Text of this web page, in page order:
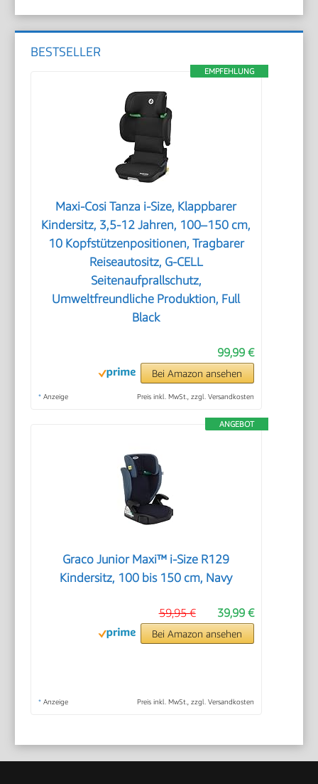
BESTSELLER
EMPFEHLUNG
Maxi-Cosi Tanza i-Size, Klappbarer
Kindersitz, 3,5-12 Jahren, 100–150 cm,
10 Kopfstützenpositionen, Tragbarer
Reiseautositz, G-CELL
Seitenaufprallschutz,
Umweltfreundliche Produktion, Full
Black
99,99 €
Bei Amazon ansehen
* Anzeige Preis inkl. MwSt., zzgl. Versandkosten
ANGEBOT
Graco Junior Maxi™ i-Size R129
Kindersitz, 100 bis 150 cm, Navy
39,99 €
59,95 €
Bei Amazon ansehen
* Anzeige Preis inkl. MwSt., zzgl. Versandkosten